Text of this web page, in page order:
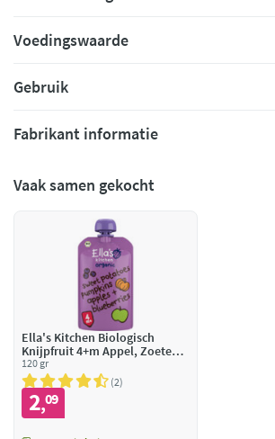
Voedingswaarde
Gebruik
Fabrikant informatie
Vaak samen gekocht
Ella's Kitchen Biologisch
Knijpfruit 4+m Appel, Zoete
aardappel, Pompoen &
Bosbessen
120 gr
2
2,09